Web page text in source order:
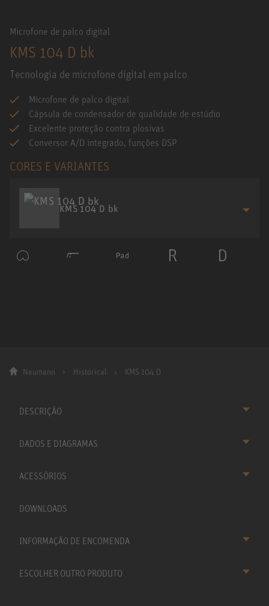
Microfone de palco digital
KMS 104 D bk
Tecnologia de microfone digital em palco
Microfone de palco digital
Cápsula de condensador de qualidade de estúdio
Excelente proteção contra plosivas
Conversor A/D integrado, funções DSP
CORES E VARIANTES
KMS 104 D bk
Neumann Historical KMS 104 D
DESCRIÇÃO
DADOS E DIAGRAMAS
ACESSÓRIOS
DOWNLOADS
INFORMAÇÃO DE ENCOMENDA
ESCOLHER OUTRO PRODUTO